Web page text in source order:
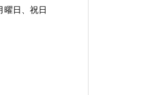
、祝日